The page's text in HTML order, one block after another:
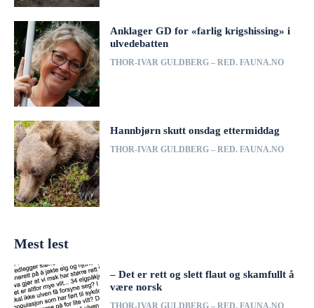
Anklager GD for «farlig krigshissing» i
ulvedebatten
THOR-IVAR GULDBERG – RED. FAUNA.NO
Hannbjørn skutt onsdag ettermiddag
THOR-IVAR GULDBERG – RED. FAUNA.NO
Mest lest
– Det er rett og slett flaut og skamfullt å
være norsk
THOR-IVAR GULDBERG – RED. FAUNA.NO